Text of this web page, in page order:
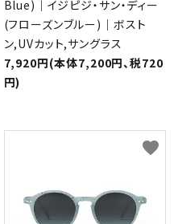
Blue)｜イジピジ・サン・ディー
(フローズンブルー)｜ボスト
ン,UVカット,サングラス
7,920円(本体7,200円、税720
円)
favorite